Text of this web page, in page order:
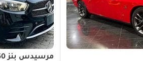
مرسيدس بنز E 450